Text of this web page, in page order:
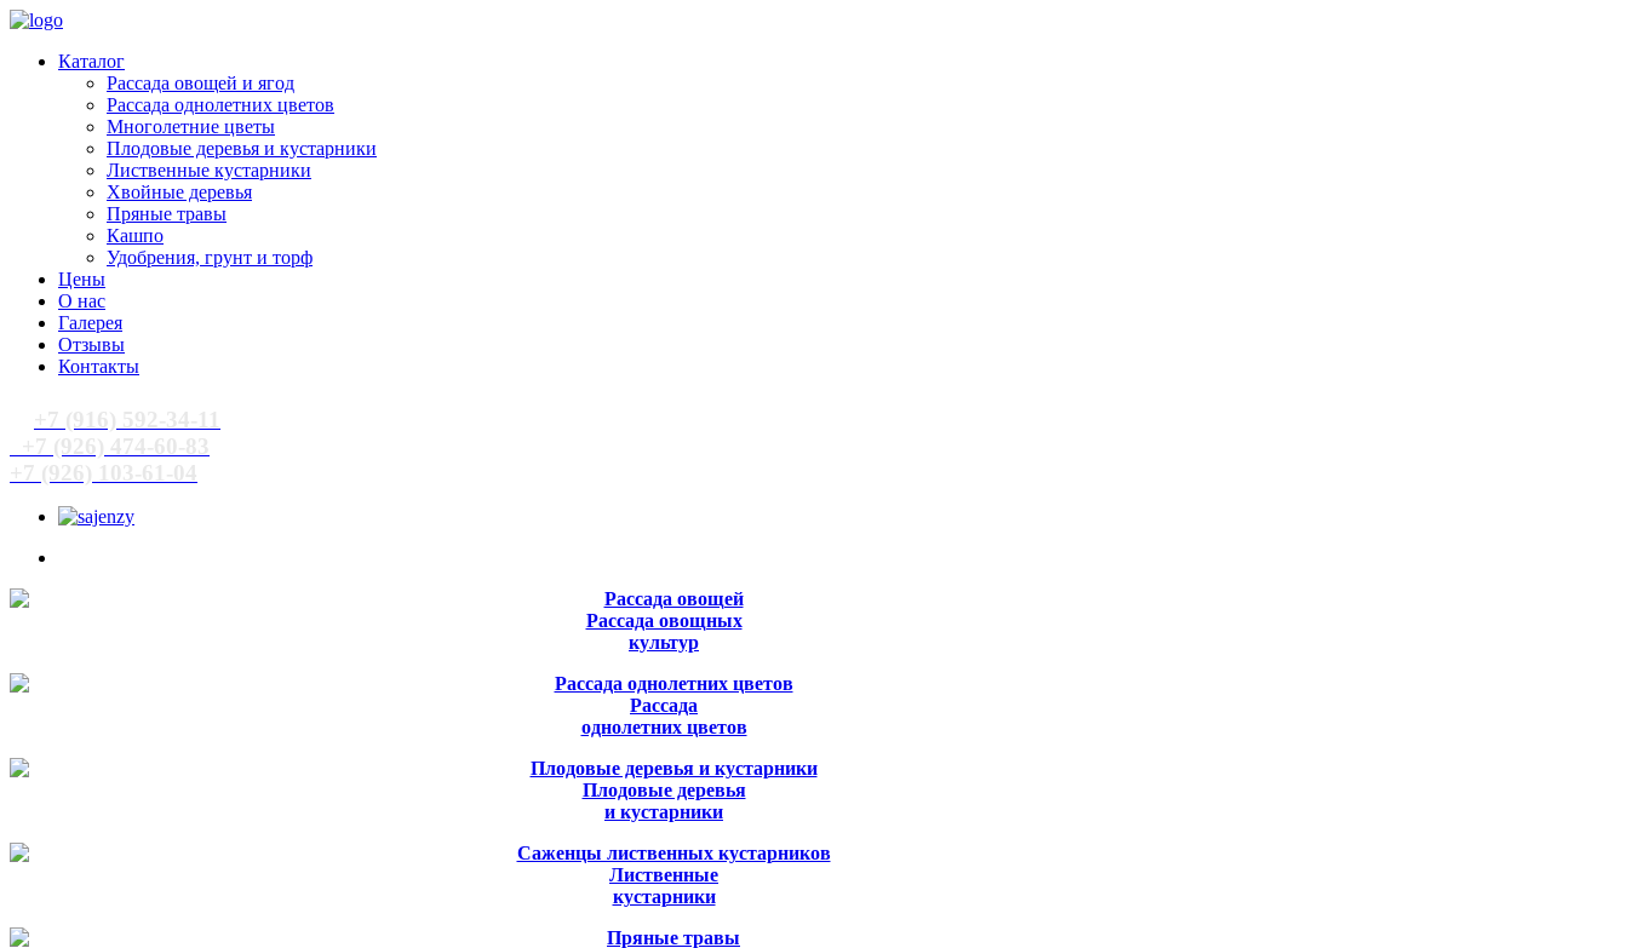
Каталог
Рассада овощей и ягод
Рассада однолетних цветов
Многолетние цветы
Плодовые деревья и кустарники
Лиственные кустарники
Хвойные деревья
Пряные травы
Кашпо
Удобрения, грунт и торф
Цены
О нас
Галерея
Отзывы
Контакты
Рассада овощных
культур
Рассада
однолетних цветов
Плодовые деревья
и кустарники
Лиственные
кустарники